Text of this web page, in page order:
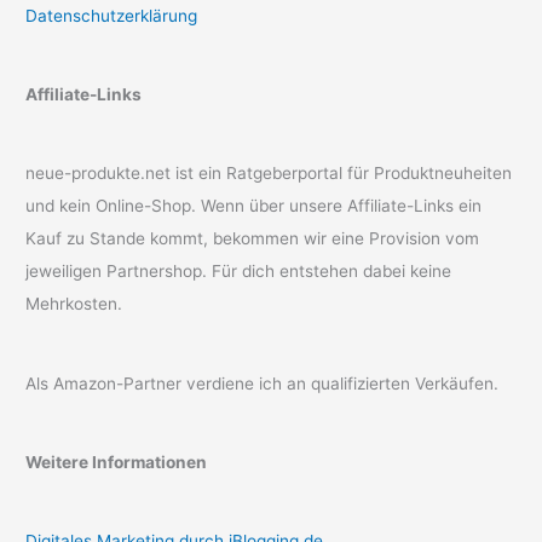
Datenschutzerklärung
Affiliate-Links
neue-produkte.net ist ein Ratgeberportal für Produktneuheiten
und kein Online-Shop. Wenn über unsere Affiliate-Links ein
Kauf zu Stande kommt, bekommen wir eine Provision vom
jeweiligen Partnershop. Für dich entstehen dabei keine
Mehrkosten.
Als Amazon-Partner verdiene ich an qualifizierten Verkäufen.
Weitere Informationen